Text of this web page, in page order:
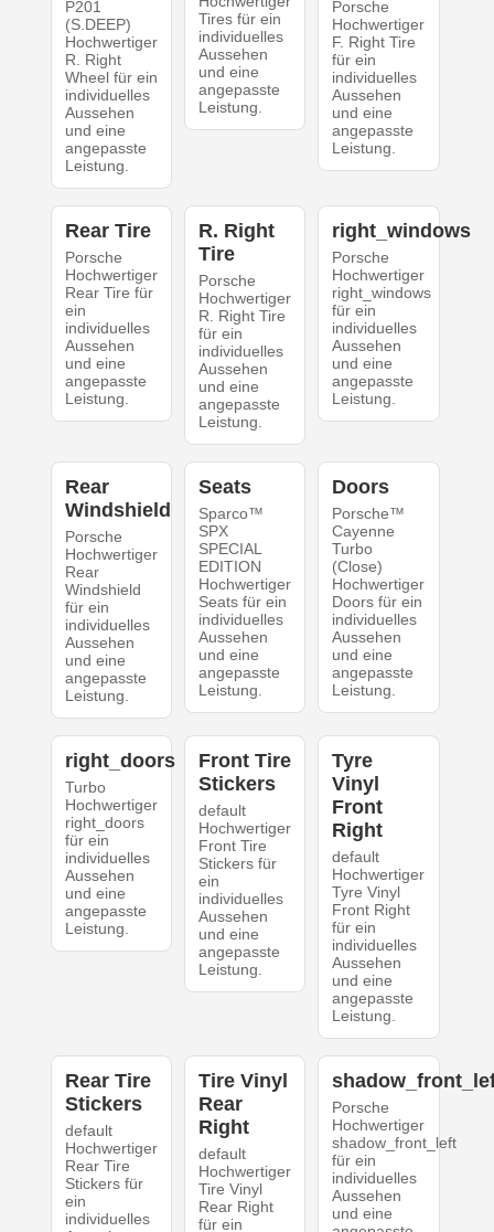
P201
(S.DEEP)
Hochwertiger
R. Right
Wheel für ein
individuelles
Aussehen
und eine
angepasste
Leistung.
Tires für ein
individuelles
Aussehen
und eine
angepasste
Leistung.
Porsche
Hochwertiger
F. Right Tire
für ein
individuelles
Aussehen
und eine
angepasste
Leistung.
Rear Tire
Porsche
Hochwertiger
Rear Tire für
ein
individuelles
Aussehen
und eine
angepasste
Leistung.
R. Right
Tire
Porsche
Hochwertiger
R. Right Tire
für ein
individuelles
Aussehen
und eine
angepasste
Leistung.
right_windows
Porsche
Hochwertiger
right_windows
für ein
individuelles
Aussehen
und eine
angepasste
Leistung.
Rear
Windshield
Porsche
Hochwertiger
Rear
Windshield
für ein
individuelles
Aussehen
und eine
angepasste
Leistung.
Seats
Sparco™
SPX
SPECIAL
EDITION
Hochwertiger
Seats für ein
individuelles
Aussehen
und eine
angepasste
Leistung.
Doors
Porsche™
Cayenne
Turbo
(Close)
Hochwertiger
Doors für ein
individuelles
Aussehen
und eine
angepasste
Leistung.
right_doors
Turbo
Hochwertiger
right_doors
für ein
individuelles
Aussehen
und eine
angepasste
Leistung.
Front Tire
Stickers
default
Hochwertiger
Front Tire
Stickers für
ein
individuelles
Aussehen
und eine
angepasste
Leistung.
Tyre
Vinyl
Front
Right
default
Hochwertiger
Tyre Vinyl
Front Right
für ein
individuelles
Aussehen
und eine
angepasste
Leistung.
Rear Tire
Stickers
default
Hochwertiger
Rear Tire
Stickers für
ein
individuelles
Tire Vinyl
Rear
Right
default
Hochwertiger
Tire Vinyl
Rear Right
für ein
Porsche
Hochwertiger
shadow_front_left
für ein
individuelles
Aussehen
und eine